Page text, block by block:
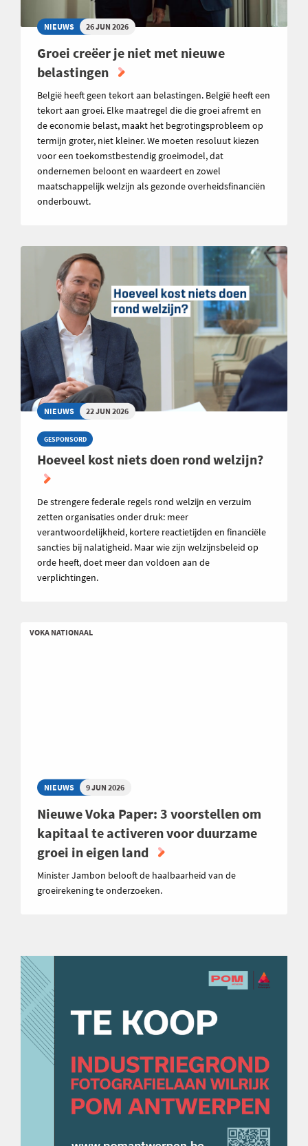
NIEUWS 26 JUN 2026
Groei creëer je niet met nieuwe
belastingen
België heeft geen tekort aan belastingen. België heeft een
tekort aan groei. Elke maatregel die die groei afremt en
de economie belast, maakt het begrotingsprobleem op
termijn groter, niet kleiner. We moeten resoluut kiezen
voor een toekomstbestendig groeimodel, dat
ondernemen beloont en waardeert en zowel
maatschappelijk welzijn als gezonde overheidsfinanciën
onderbouwt.
NIEUWS 22 JUN 2026
GESPONSORD
Hoeveel kost niets doen rond welzijn?
De strengere federale regels rond welzijn en verzuim
zetten organisaties onder druk: meer
verantwoordelijkheid, kortere reactietijden en financiële
sancties bij nalatigheid. Maar wie zijn welzijnsbeleid op
orde heeft, doet meer dan voldoen aan de
verplichtingen.
VOKA NATIONAAL
NIEUWS 9 JUN 2026
Nieuwe Voka Paper: 3 voorstellen om
kapitaal te activeren voor duurzame
groei in eigen land
Minister Jambon belooft de haalbaarheid van de
groeirekening te onderzoeken.